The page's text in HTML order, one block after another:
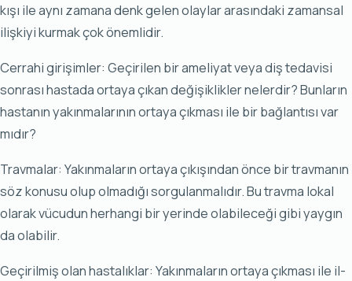
kı­şı ile ay­nı za­ma­na denk ge­len olay­lar ara­sın­da­ki za­man­sal
iliş­ki­yi kur­mak çok önem­li­dir.
Cer­ra­hi gi­ri­şim­ler: Ge­çi­ri­len bir ame­li­yat ve­ya diş te­da­vi­si
son­ra­sı has­ta­da or­ta­ya çı­kan de­ği­şik­lik­ler ne­ler­dir? Bun­la­rın
has­ta­nın ya­kın­ma­la­rı­nın or­ta­ya çık­ma­sı ile bir bağ­lan­tı­sı var
mı­dır?
Trav­ma­lar: Ya­kın­ma­la­rın or­ta­ya çı­kı­şın­dan ön­ce bir trav­ma­nın
söz ko­nu­su olup ol­ma­dı­ğı sor­gu­lan­ma­lı­dır. Bu trav­ma lo­kal
ola­rak vü­cu­dun her­han­gi bir ye­rin­de ola­bi­le­ce­ği gi­bi yay­gın
da ola­bi­lir.
Ge­çi­ril­miş olan has­ta­lık­lar: Ya­kın­ma­la­rın or­ta­ya çık­ma­sı ile il­